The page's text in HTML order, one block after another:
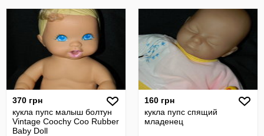
370 грн
кукла пупс малыш болтун
Vintage Coochy Coo Rubber
Baby Doll
160 грн
кукла пупс спящий
младенец